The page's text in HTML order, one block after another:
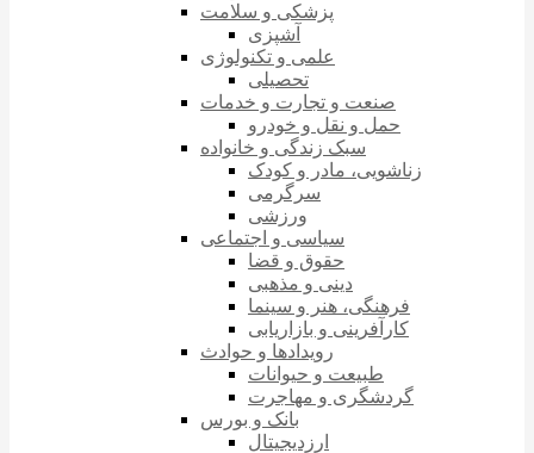
پزشکی و سلامت
آشپزی
علمی و تکنولوژی
تحصیلی
صنعت و تجارت و خدمات
حمل و نقل و خودرو
سبک زندگی و خانواده
زناشویی، مادر و کودک
سرگرمی
ورزشی
سیاسی و اجتماعی
حقوق و قضا
دینی و مذهبی
فرهنگی، هنر و سینما
کارآفرینی و بازاریابی
رویدادها و حوادث
طبیعت و حیوانات
گردشگری و مهاجرت
بانک و بورس
ارزدیجیتال